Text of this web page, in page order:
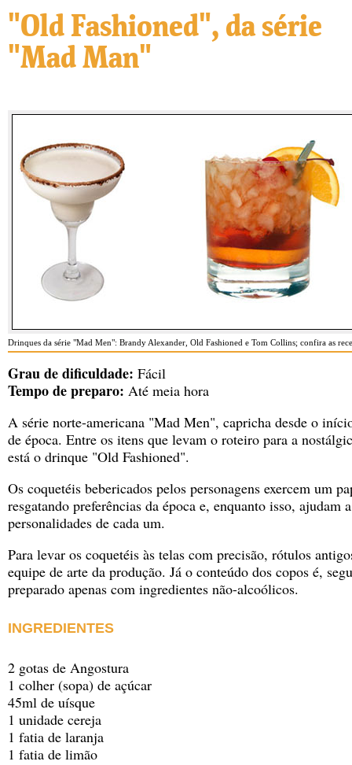
"Old Fashioned", da série
"Mad Man"
Drinques da série "Mad Men": Brandy Alexander, Old Fashioned e Tom Collins; confira as
Grau de dificuldade: Fácil
Tempo de preparo: Até meia hora
A série norte-americana "Mad Men", capricha desde o
de época. Entre os itens que levam o roteiro para a
está o drinque "Old Fashioned".
Os coquetéis bebericados pelos personagens exercem um
resgatando preferências da época e, enquanto isso, ajudam
personalidades de cada um.
Para levar os coquetéis às telas com precisão, rótulos
equipe de arte da produção. Já o conteúdo dos copos é,
preparado apenas com ingredientes não-alcoólicos.
INGREDIENTES
2 gotas de Angostura
1 colher (sopa) de açúcar
45ml de uísque
1 unidade cereja
1 fatia de laranja
1 fatia de limão